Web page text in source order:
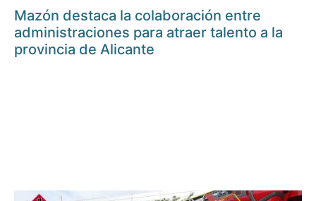
Mazón destaca la colaboración entre
administraciones para atraer talento a la
provincia de Alicante